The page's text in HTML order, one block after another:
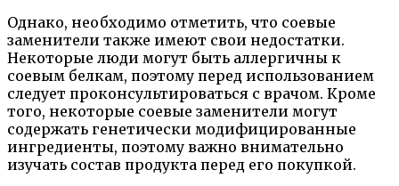
Однако, необходимо отметить, что соевые
заменители также имеют свои недостатки.
Некоторые люди могут быть аллергичны к
соевым белкам, поэтому перед использованием
следует проконсультироваться с врачом. Кроме
того, некоторые соевые заменители могут
содержать генетически модифицированные
ингредиенты, поэтому важно внимательно
изучать состав продукта перед его покупкой.